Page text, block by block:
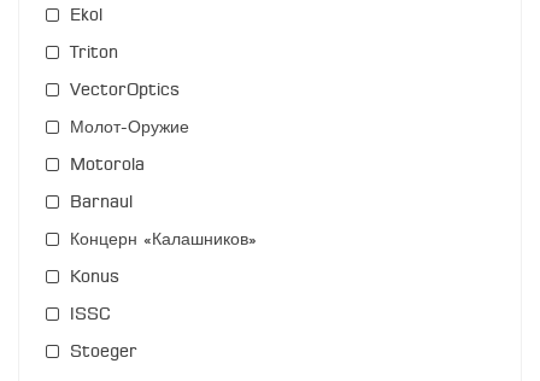
Ekol
Triton
VectorOptics
Молот-Оружие
Motorola
Barnaul
Концерн «Калашников»
Konus
ISSC
Stoeger